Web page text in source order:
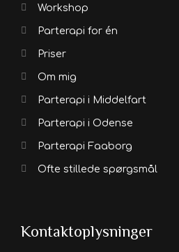
Workshop
Parterapi for én
Priser
Om mig
Parterapi i Middelfart
Parterapi i Odense
Parterapi Faaborg
Ofte stillede spørgsmål
Kontaktoplysninger